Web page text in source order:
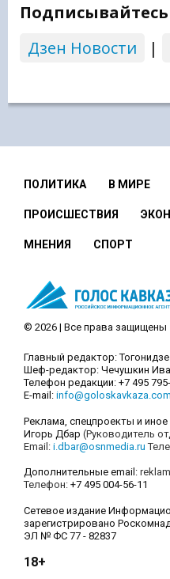
Дзен Новости
|
ПОЛИТИКА В МИРЕ
ПРОИСШЕСТВИЯ
МНЕНИЯ СПОРТ
© 2026 | Все права защищены
Главный редактор: Тогонидзе
Шеф-редактор: Чечушкин
Телефон редакции: +7 495
E-mail: info@goloskavkaza.com
Реклама, спецпроекты и
Игорь Дбар (Руководитель
Email: i.dbar@osnmedia.ru
Дополнительные email:
Телефон: +7 495 004-56-11
Сетевое издание
зарегистрировано
ЭЛ № ФС 77 - 82837
18+